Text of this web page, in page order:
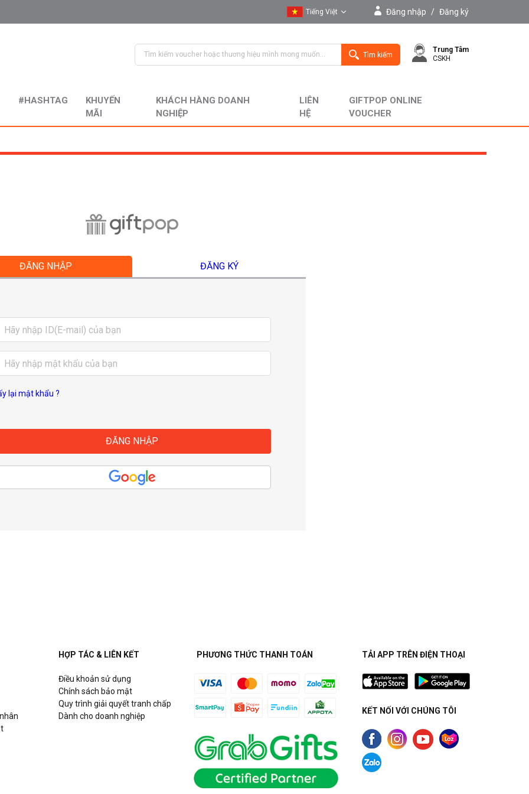
Tiếng Việt
English
Đăng nhập / Đăng ký
Tìm kiếm
Trung Tâm
CSKH
#HASHTAG
KHUYẾN
MÃI
KHÁCH HÀNG DOANH
NGHIỆP
LIÊN
HỆ
GIFTPOP ONLINE
VOUCHER
ĐĂNG NHẬP ĐĂNG KÝ
lại mật khẩu ?
HỢP TÁC & LIÊN KẾT
Điều khoản sử dụng
Chính sách bảo mật
Quy trình giải quyết tranh chấp
Dành cho doanh nghiệp
PHƯƠNG THỨC THANH TOÁN TẢI APP TRÊN ĐIỆN THOẠI
KẾT NỐI VỚI CHÚNG TÔI